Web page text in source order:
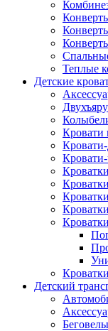
Теплые
Детские
Кровати
Детский
Беговелы